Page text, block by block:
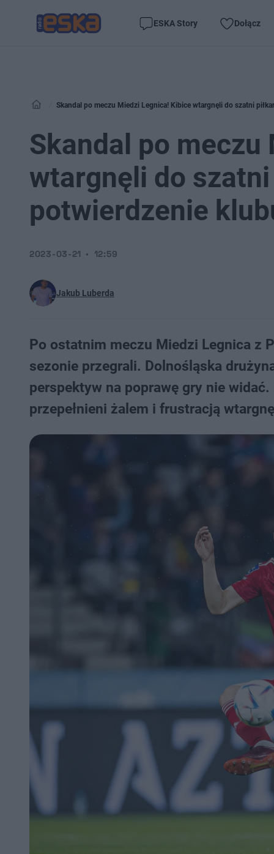
ESKA Story Dołącz
Skandal po meczu Miedzi Legnica! Kibice wtargnęli do szatni
Skandal po
wtargnęli do
potwierdzenie
Jakub Luberda
2023-03-21 12:59
Po ostatnim meczu Miedzi Legnica z
sezonie przegrali. Dolnośląska
perspektyw na poprawę gry nie
przepełnieni żalem i frustracją